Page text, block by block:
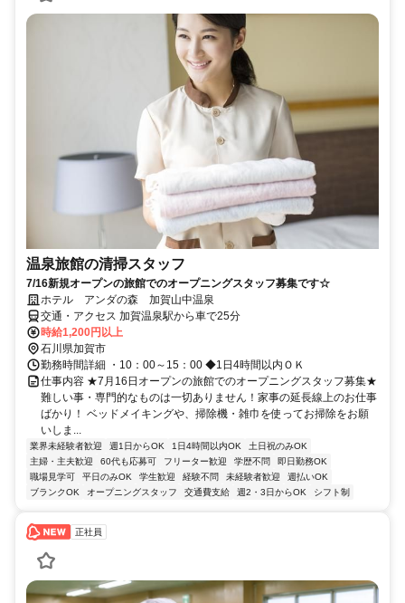
温泉旅館の清掃スタッフ
7/16新規オープンの旅館でのオープニングスタッフ募集です☆
ホテル アンダの森 加賀山中温泉
交通・アクセス 加賀温泉駅から車で25分
時給1,200円以上
石川県加賀市
勤務時間詳細 ・10：00～15：00 ◆1日4時間以内ＯＫ
仕事内容 ★7月16日オープンの旅館でのオープニングスタッフ募集★
難しい事・専門的なものは一切ありません！家事の延長線上のお仕事
ばかり！ ベッドメイキングや、掃除機・雑巾を使ってお掃除をお願
いしま...
業界未経験者歓迎 週1日からOK 1日4時間以内OK
土日祝のみOK
主婦・主夫歓迎
60代も応募可 フリーター歓迎 学歴不問
即日勤務OK
職場見学可
平日のみOK 学生歓迎 経験不問 未経験者歓迎
週払いOK
ブランクOK
オープニングスタッフ 交通費支給 週2・3日からOK シフト制
正社員